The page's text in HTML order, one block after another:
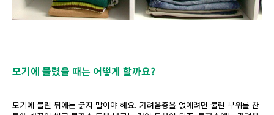
모기에 물렸을 때는 어떻게 할까요?
모기에 물린 뒤에는 긁지 말아야 해요. 가려움증을 없애려면 물린 부위를 찬